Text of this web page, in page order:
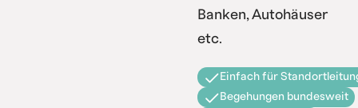
Banken, Autohäuser
etc.
Einfach für
Begehungen bundesweit